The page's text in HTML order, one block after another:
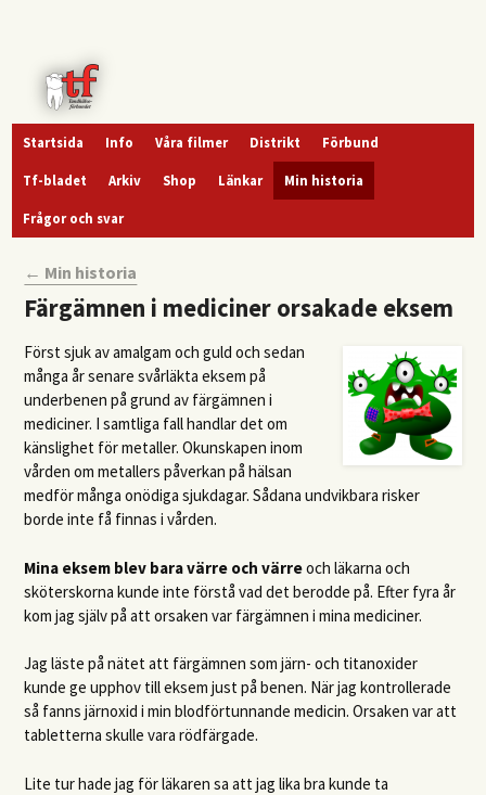
Startsida Info Våra filmer Distrikt Förbund
Tf-bladet Arkiv Shop Länkar Min historia
Frågor och svar
← Min historia
Färgämnen i mediciner orsakade eksem
Först sjuk av amalgam och guld och sedan
många år senare svårläkta eksem på
underbenen på grund av färgämnen i
mediciner. I samtliga fall handlar det om
känslighet för metaller. Okunskapen inom
vården om metallers påverkan på hälsan
medför många onödiga sjukdagar. Sådana undvikbara risker
borde inte få finnas i vården.
Mina eksem blev bara värre och värreoch läkarna och
sköterskorna kunde inte förstå vad det berodde på. Efter fyra år
kom jag själv på att orsaken var färgämnen i mina mediciner.
Jag läste på nätet att färgämnen som järn- och titanoxider
kunde ge upphov till eksem just på benen. När jag kontrollerade
så fanns järnoxid i min blodförtunnande medicin. Orsaken var att
tabletterna skulle vara rödfärgade.
Lite tur hade jag för läkaren sa att jag lika bra kunde ta